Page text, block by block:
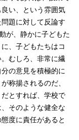
い、という雰囲気
題に対して反論す
が、静かに子どもた
、子どもたちはコ
むしろ、非常に繊
の意見を積極的に
称揚されるのだ、
とすれば、学校で
そのような健全な
度に責任があると